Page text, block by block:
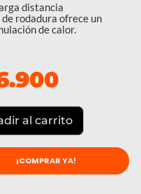
distancia
rodadura ofrece un
de calor.
al carrito
¡COMPRAR YA!